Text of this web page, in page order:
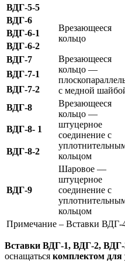
ВДГ-5-5
ВДГ-6
Врезающееся
кольцо
ВДГ-6-1
ВДГ-6-2
ВДГ-7
Врезающееся
кольцо —
с медной
ВДГ-7-1
ВДГ-7-2
ВДГ-8
Врезающееся
кольцо —
штуцерное
соединение с
кольцом
ВДГ-8- 1
ВДГ-8-2
ВДГ-9
Шаровое —
штуцерное
соединение с
кольцом
Примечание – Вставки
Вставки ВДГ-1, ВДГ-2,
оснащаться комплектом для